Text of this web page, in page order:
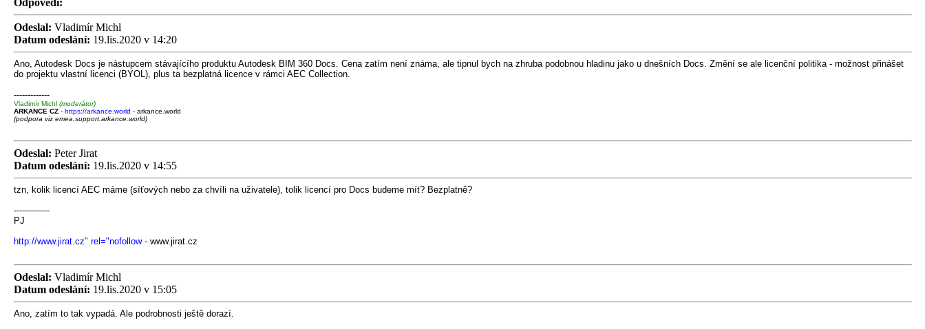
Odpovědi:
Odeslal: Vladimír Michl
Datum odeslání: 19.lis.2020 v 14:20
Ano, Autodesk Docs je nástupcem stávajícího produktu Autodesk BIM 360 Docs. Cena zatím není známa, ale tipnul bych na zhruba podobnou hladinu jako u dnešních Docs. Změní se ale licenční politika - možnost přinášet
do projektu vlastní licenci (BYOL), plus ta bezplatná licence v rámci AEC Collection.
-------------
Vladimír Michl (moderátor)
ARKANCE CZ- https://arkance.world - arkance.world
(podpora viz emea.support.arkance.world)
Odeslal: Peter Jirat
Datum odeslání: 19.lis.2020 v 14:55
tzn, kolik licencí AEC máme (síťových nebo za chvíli na uživatele), tolik licencí pro Docs budeme mít? Bezplatně?
-------------
PJ
http://www.jirat.cz" rel="nofollow- www.jirat.cz
Odeslal: Vladimír Michl
Datum odeslání: 19.lis.2020 v 15:05
Ano, zatím to tak vypadá. Ale podrobnosti ještě dorazí.